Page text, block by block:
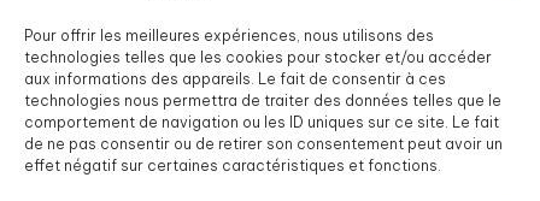
Pour offrir les meilleures expériences, nous utilisons des
technologies telles que les cookies pour stocker et/ou accéder
aux informations des appareils. Le fait de consentir à ces
technologies nous permettra de traiter des données telles que le
comportement de navigation ou les ID uniques sur ce site. Le fait
de ne pas consentir ou de retirer son consentement peut avoir un
effet négatif sur certaines caractéristiques et fonctions.
Préparer son admission
Facturation et aides
Nous rejoindre
Intégration